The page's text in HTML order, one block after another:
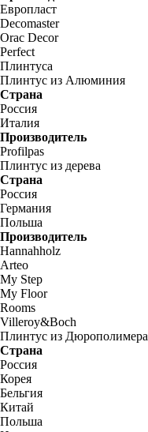
Европласт
Decomaster
Orac Decor
Perfect
Плинтуса
Плинтус из Алюминия
Страна
Россия
Италия
Производитель
Profilpas
Плинтус из дерева
Страна
Россия
Германия
Польша
Производитель
Hannahholz
Arteo
My Step
My Floor
Rooms
Villeroy&Boch
Плинтус из Дюрополимера
Страна
Россия
Корея
Бельгия
Китай
Польша